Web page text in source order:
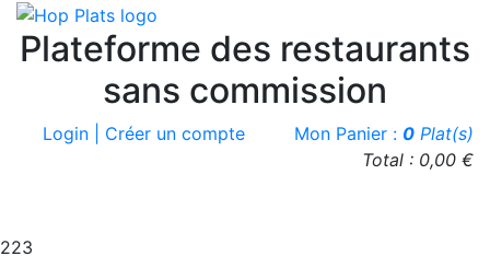
Plateforme des restaurants
sans commission
Login | Créer un compte Mon Panier : 0 Plat(s)
Total : 0,00 €
223